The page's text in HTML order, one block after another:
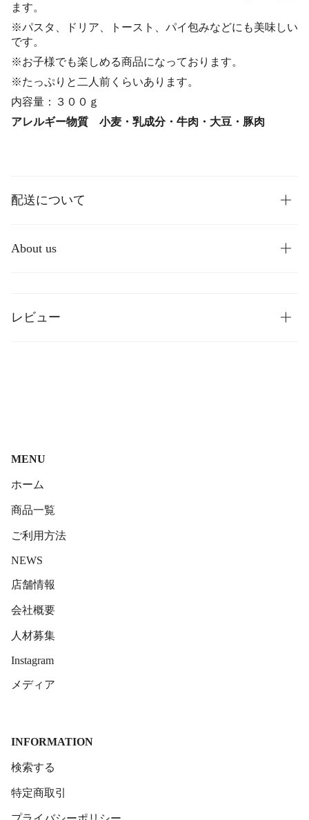
ます。
※パスタ、ドリア、トースト、パイ包みなどにも美味しい
です。
※お子様でも楽しめる商品になっております。
※たっぷりと二人前くらいあります。
内容量：３００ｇ
アレルギー物質 小麦・乳成分・牛肉・大豆・豚肉
配送について
About us
レビュー
MENU
ホーム
商品一覧
ご利用方法
NEWS
店舗情報
会社概要
人材募集
Instagram
メディア
INFORMATION
検索する
特定商取引